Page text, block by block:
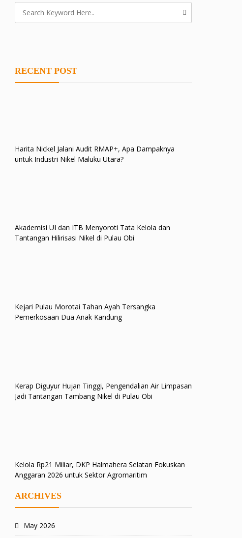
RECENT POST
Harita Nickel Jalani Audit RMAP+, Apa Dampaknya
untuk Industri Nikel Maluku Utara?
Akademisi UI dan ITB Menyoroti Tata Kelola dan
Tantangan Hilirisasi Nikel di Pulau Obi
Kejari Pulau Morotai Tahan Ayah Tersangka
Pemerkosaan Dua Anak Kandung
Kerap Diguyur Hujan Tinggi, Pengendalian Air Limpasan
Jadi Tantangan Tambang Nikel di Pulau Obi
Kelola Rp21 Miliar, DKP Halmahera Selatan Fokuskan
Anggaran 2026 untuk Sektor Agromaritim
ARCHIVES
May 2026